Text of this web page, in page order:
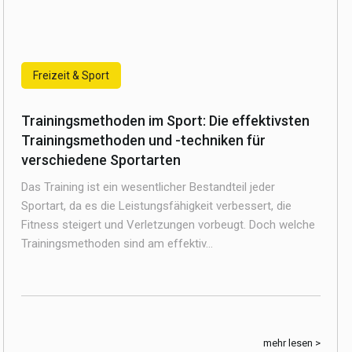
Freizeit & Sport
Trainingsmethoden im Sport: Die effektivsten
Trainingsmethoden und -techniken für
verschiedene Sportarten
Das Training ist ein wesentlicher Bestandteil jeder
Sportart, da es die Leistungsfähigkeit verbessert, die
Fitness steigert und Verletzungen vorbeugt. Doch welche
Trainingsmethoden sind am effektiv...
mehr lesen >